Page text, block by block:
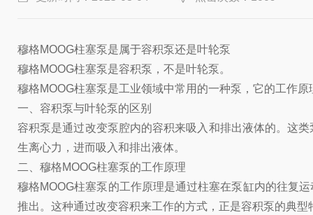
穆格MOOG柱塞泵是属于容积泵还是叶轮泵
穆格MOOG柱塞泵是容积泵，不是叶轮泵。
穆格MOOG柱塞泵是工业领域中常用的一种泵，它的工作
一、容积泵与叶轮泵的区别
容积泵是通过改变泵腔内的容积来吸入和排出液体的。这
生离心力，进而吸入和排出液体。
二、穆格MOOG柱塞泵的工作原理
穆格MOOG柱塞泵的工作原理是通过柱塞在泵缸内的往复
推出。这种通过改变容积来工作的方式，正是容积泵的典型